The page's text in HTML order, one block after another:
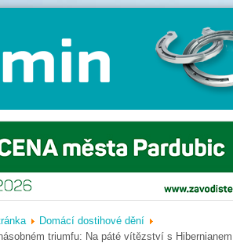
Domácí dostihové dění
triumfu: Na páté vítězství s